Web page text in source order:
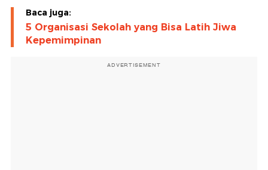
Baca juga:
5 Organisasi Sekolah yang Bisa Latih Jiwa
Kepemimpinan
ADVERTISEMENT